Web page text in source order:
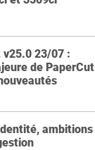
v25.0 23/07 :
de PaperCut
ambitions